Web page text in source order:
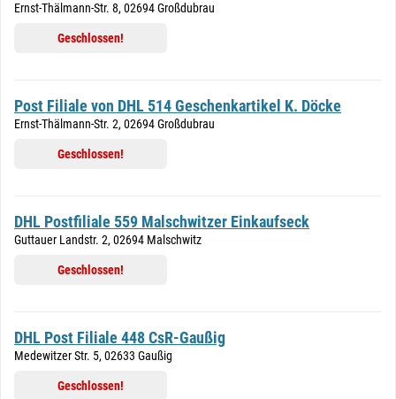
Ernst-Thälmann-Str. 8, 02694 Großdubrau
Geschlossen!
Post Filiale von DHL 514 Geschenkartikel K. Döcke
Ernst-Thälmann-Str. 2, 02694 Großdubrau
Geschlossen!
DHL Postfiliale 559 Malschwitzer Einkaufseck
Guttauer Landstr. 2, 02694 Malschwitz
Geschlossen!
DHL Post Filiale 448 CsR-Gaußig
Medewitzer Str. 5, 02633 Gaußig
Geschlossen!